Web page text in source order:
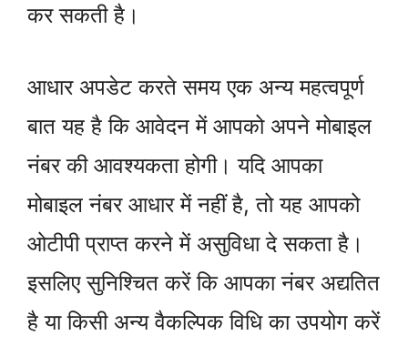
कर सकती है।
आधार अपडेट करते समय एक अन्य महत्वपूर्ण
बात यह है कि आवेदन में आपको अपने मोबाइल
नंबर की आवश्यकता होगी। यदि आपका
मोबाइल नंबर आधार में नहीं है, तो यह आपको
ओटीपी प्राप्त करने में असुविधा दे सकता है।
इसलिए सुनिश्चित करें कि आपका नंबर अद्यतित
है या किसी अन्य वैकल्पिक विधि का उपयोग करें